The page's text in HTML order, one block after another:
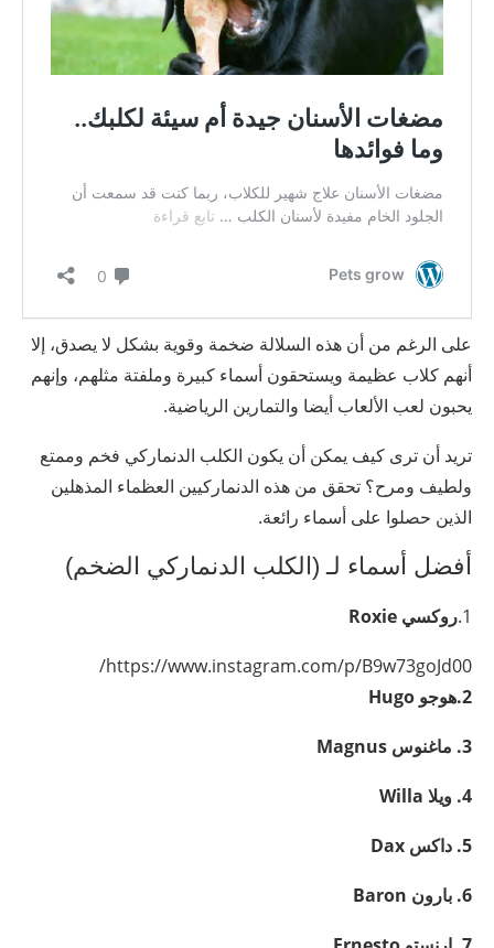
على الرغم من أن هذه السلالة ضخمة وقوية بشكل لا يصدق، إلا
أنهم كلاب عظيمة ويستحقون أسماء كبيرة وملفتة مثلهم، وإنهم
يحبون لعب الألعاب أيضا والتمارين الرياضية.
تريد أن ترى كيف يمكن أن يكون الكلب الدنماركي فخم وممتع
ولطيف ومرح؟ تحقق من هذه الدنماركيين العظماء المذهلين
الذين حصلوا على أسماء رائعة.
أفضل أسماء لـ (الكلب الدنماركي الضخم)
1. روكسي Roxie
https://www.instagram.com/p/B9w73goJd00/
2.هوجو
Hugo
3. ماغنوس Magnus
4. ويلا Willa
5. داكس Dax
6. بارون Baron